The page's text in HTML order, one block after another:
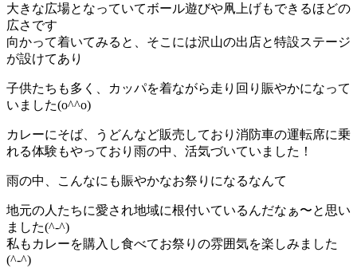
大きな広場となっていてボール遊びや凧上げもできるほどの
広さです
向かって着いてみると、そこには沢山の出店と特設ステージ
が設けてあり
子供たちも多く、カッパを着ながら走り回り賑やかになって
いました(o^^o)
カレーにそば、うどんなど販売しており消防車の運転席に乗
れる体験もやっており雨の中、活気づいていました！
雨の中、こんなにも賑やかなお祭りになるなんて
地元の人たちに愛され地域に根付いているんだなぁ〜と思い
ました(^-^)
私もカレーを購入し食べてお祭りの雰囲気を楽しみました
(^-^)